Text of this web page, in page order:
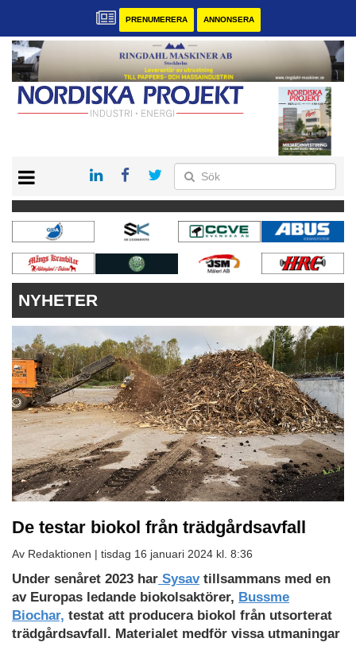
PRENUMERERA ANNONSERA
KONTAKT
VÅRA ANDRA MAGASIN
PRENUMERERA
ANNONSERA
NYHETER
De testar biokol från trädgårdsavfall
Av Redaktionen | tisdag 16 januari 2024 kl. 8:36
Under senåret 2023 har Sysavtillsammans med en
av Europas ledande biokolsaktörer, Bussme
Biochar, testat att producera biokol från utsorterat
trädgårdsavfall. Materialet medför vissa utmaningar